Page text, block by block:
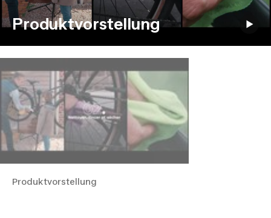
Produktvorstellung
Produktvorstellung